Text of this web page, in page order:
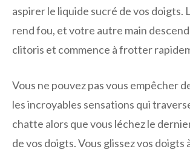
aspirer le liquide sucré de vos doigts.
rend fou, et votre autre main
clitoris et commence à frotter
Vous ne pouvez pas vous empêcher
les incroyables sensations qui
chatte alors que vous léchez le
de vos doigts. Vous glissez vos doigts